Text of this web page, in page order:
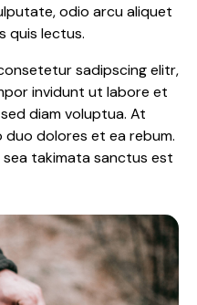
odio arcu aliquet
quis lectus.
sadipscing elitr,
invidunt ut labore et
diam voluptua. At
dolores et ea rebum.
takimata sanctus est